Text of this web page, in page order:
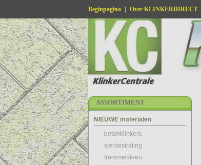
Beginpagina Over KLINKERDIRECT
Betaalmogelijkheden
ASSORTIMENT
NIEUWE materialen
betonklinkers
sierbestrating
trommelsteen